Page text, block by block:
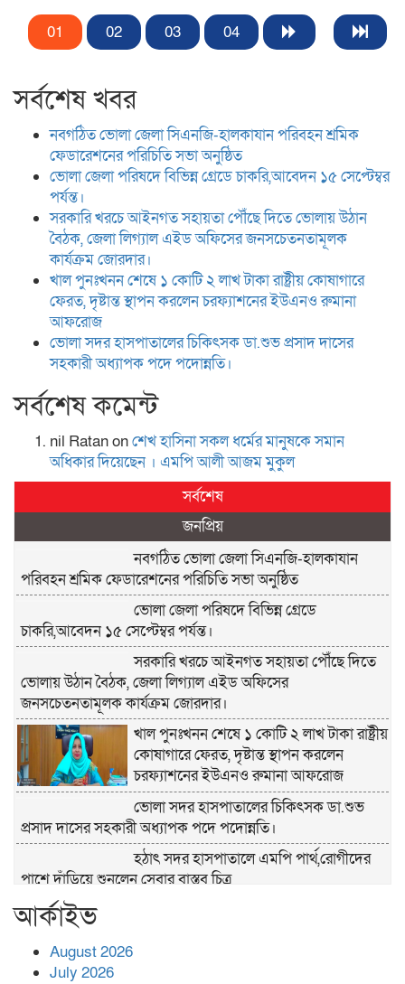
01 02 03 04
সর্বশেষ খবর
নবগঠিত ভোলা জেলা সিএনজি-হালকাযান পরিবহন শ্রমিক
ফেডারেশনের পরিচিতি সভা অনুষ্ঠিত
ভোলা জেলা পরিষদে বিভিন্ন গ্রেডে চাকরি,আবেদন ১৫ সেপ্টেম্বর
পর্যন্ত।
সরকারি খরচে আইনগত সহায়তা পৌঁছে দিতে ভোলায় উঠান
বৈঠক, জেলা লিগ্যাল এইড অফিসের জনসচেতনতামূলক
কার্যক্রম জোরদার।
খাল পুনঃখনন শেষে ১ কোটি ২ লাখ টাকা রাষ্ট্রীয় কোষাগারে
ফেরত, দৃষ্টান্ত স্থাপন করলেন চরফ্যাশনের ইউএনও রুমানা
আফরোজ
ভোলা সদর হাসপাতালের চিকিৎসক ডা.শুভ প্রসাদ দাসের
সহকারী অধ্যাপক পদে পদোন্নতি।
সর্বশেষ কমেন্ট
nil Ratanonশেখ হা‌সিনা সকল ধ‌র্মের মানু‌ষকে সমান
অ‌ধিকার দি‌য়ে‌ছেন । এম‌পি আলী আজম মুকুল
সর্বশেষ
জনপ্রিয়
নবগঠিত ভোলা জেলা সিএনজি-হালকাযান
পরিবহন শ্রমিক ফেডারেশনের পরিচিতি সভা অনুষ্ঠিত
ভোলা জেলা পরিষদে বিভিন্ন গ্রেডে
চাকরি,আবেদন ১৫ সেপ্টেম্বর পর্যন্ত।
সরকারি খরচে আইনগত সহায়তা পৌঁছে দিতে
ভোলায় উঠান বৈঠক, জেলা লিগ্যাল এইড অফিসের
জনসচেতনতামূলক কার্যক্রম জোরদার।
খাল পুনঃখনন শেষে ১ কোটি ২ লাখ টাকা রাষ্ট্রীয়
কোষাগারে ফেরত, দৃষ্টান্ত স্থাপন করলেন
চরফ্যাশনের ইউএনও রুমানা আফরোজ
ভোলা সদর হাসপাতালের চিকিৎসক ডা.শুভ
প্রসাদ দাসের সহকারী অধ্যাপক পদে পদোন্নতি।
হঠাৎ সদর হাসপাতালে এমপি পার্থ,রোগীদের
পাশে দাঁড়িয়ে শুনলেন সেবার বাস্তব চিত্র
আর্কাইভ
August 2026
July 2026